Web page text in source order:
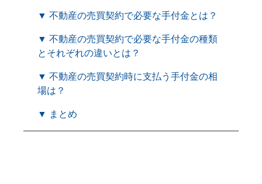
▼ 不動産の売買契約で必要な手付金とは？
▼ 不動産の売買契約で必要な手付金の種類
とそれぞれの違いとは？
▼ 不動産の売買契約時に支払う手付金の相
場は？
▼ まとめ